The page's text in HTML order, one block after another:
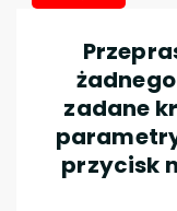
zadane
przycisk